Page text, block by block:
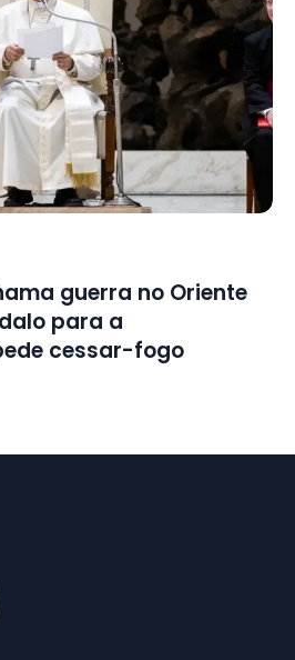
guerra no Oriente
para a
cessar-fogo